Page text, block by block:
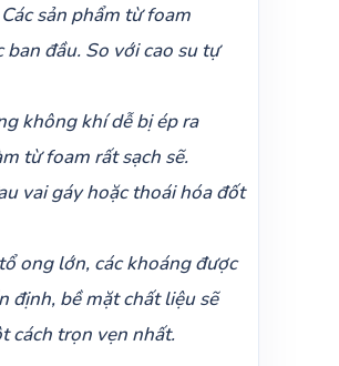
sản phẩm từ foam
đầu. So với cao su tự
không khí dễ bị ép ra
từ foam rất sạch sẽ.
vai gáy hoặc thoái hóa đốt
ong lớn, các khoáng được
định, bề mặt chất liệu sẽ
cách trọn vẹn nhất.